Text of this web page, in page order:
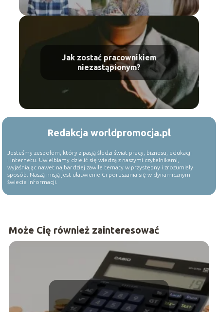
Jak zostać pracownikiem
niezastąpionym?
Redakcja worldpromocja.pl
Jesteśmy zespołem, który z pasją śledzi świat pracy, biznesu, edukacji
i internetu. Uwielbiamy dzielić się wiedzą z naszymi czytelnikami,
wyjaśniając nawet najbardziej zawiłe tematy w przystępny i zrozumiały
sposób. Naszą misją jest ułatwienie Ci poruszania się w dynamicznym
świecie informacji.
Może Cię również zainteresować